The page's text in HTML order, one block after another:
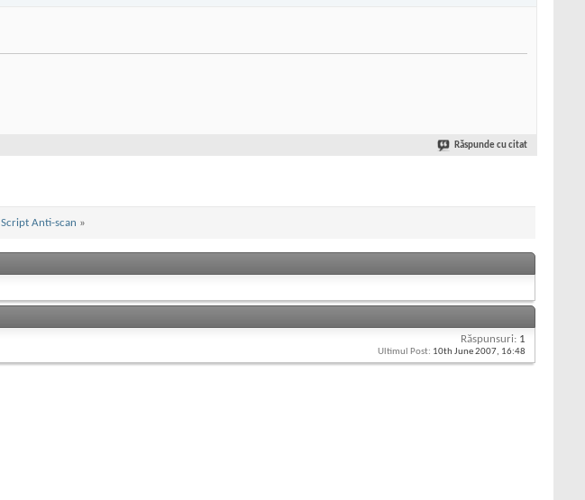
Răspunde cu citat
Script Anti-scan »
Răspunsuri: 1
Ultimul Post: 10th June 2007, 16:48